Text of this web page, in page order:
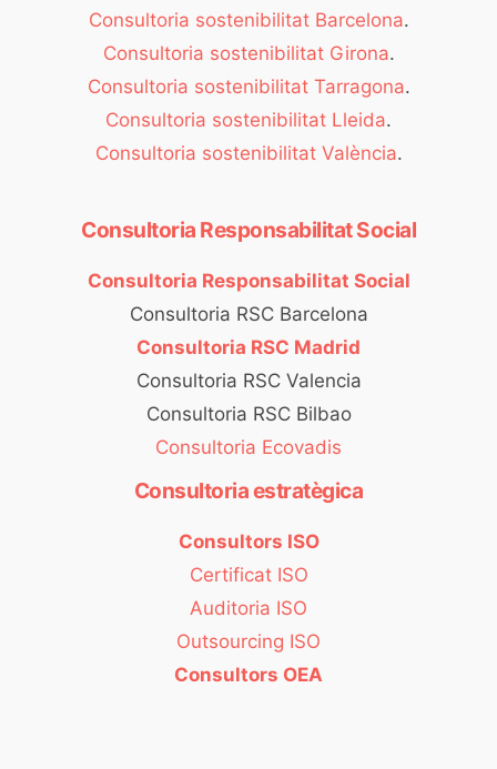
Consultoria sostenibilitat Barcelona.
Consultoria sostenibilitat Girona.
Consultoria sostenibilitat Tarragona.
Consultoria sostenibilitat Lleida.
Consultoria sostenibilitat València.
Consultoria Responsabilitat Social
Consultoria Responsabilitat Social
Consultoria RSC Barcelona
Consultoria RSC Madrid
Consultoria RSC Valencia
Consultoria RSC Bilbao
Consultoria Ecovadis
Consultoria estratègica
Consultors ISO
Certificat ISO
Auditoria ISO
Outsourcing ISO
Consultors OEA